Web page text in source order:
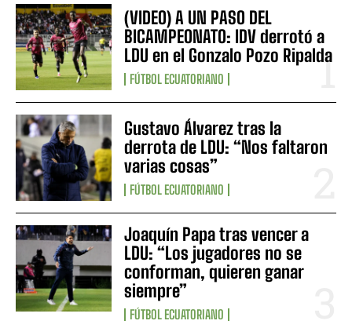
(VIDEO) A UN PASO DEL
BICAMPEONATO: IDV derrotó a
LDU en el Gonzalo Pozo Ripalda
FÚTBOL ECUATORIANO
Gustavo Álvarez tras la
derrota de LDU: “Nos faltaron
varias cosas”
FÚTBOL ECUATORIANO
Joaquín Papa tras vencer a
LDU: “Los jugadores no se
conforman, quieren ganar
siempre”
FÚTBOL ECUATORIANO